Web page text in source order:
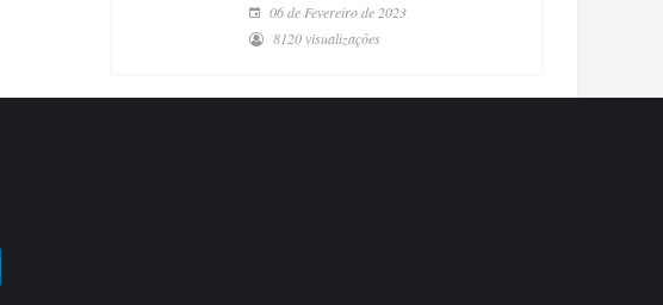
06 de Fevereiro de 2023
8120 visualizações